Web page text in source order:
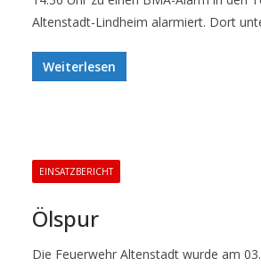
Altenstadt-Lindheim alarmiert. Dort
Weiterlesen
EINSATZBERICHT
Ölspur
Die Feuerwehr Altenstadt wurde am